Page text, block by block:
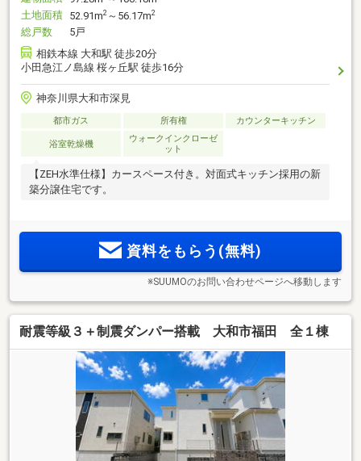
土地面積 52.91m2 ～56.17m2
総戸数
5戸
相鉄本線 大和駅 徒歩20分
小田急江ノ島線 桜ヶ丘駅 徒歩16分
神奈川県大和市深見
都市ガス 所有権 カウンターキッチン
浴室乾燥機
ウォークインクローゼ
ット
【ZEH水準仕様】カースペース付き。対面式キッチン採用の新
築分譲住宅です。
資料をもらう(無料)
※SUUMOのお問い合わせページへ移動します
耐震等級３＋制震ダンパー搭載 大和市福田 全１棟